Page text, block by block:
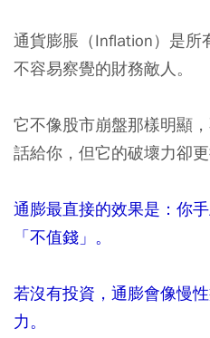
通貨膨脹（Inflation）是所
不容易察覺的財務敵人。
它不像股市崩盤那樣明顯
話給你，但它的破壞力卻更
通膨最直接的效果是：你
「不值錢」。
若沒有投資，通膨會像慢
力。